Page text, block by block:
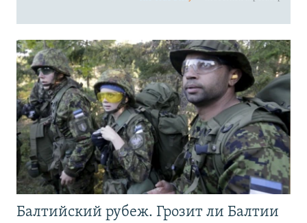
Балтийский рубеж. Грозит ли Балтии